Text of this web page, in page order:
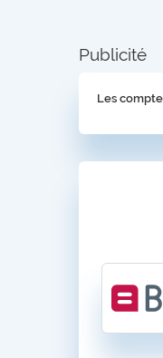
Publicité
Les